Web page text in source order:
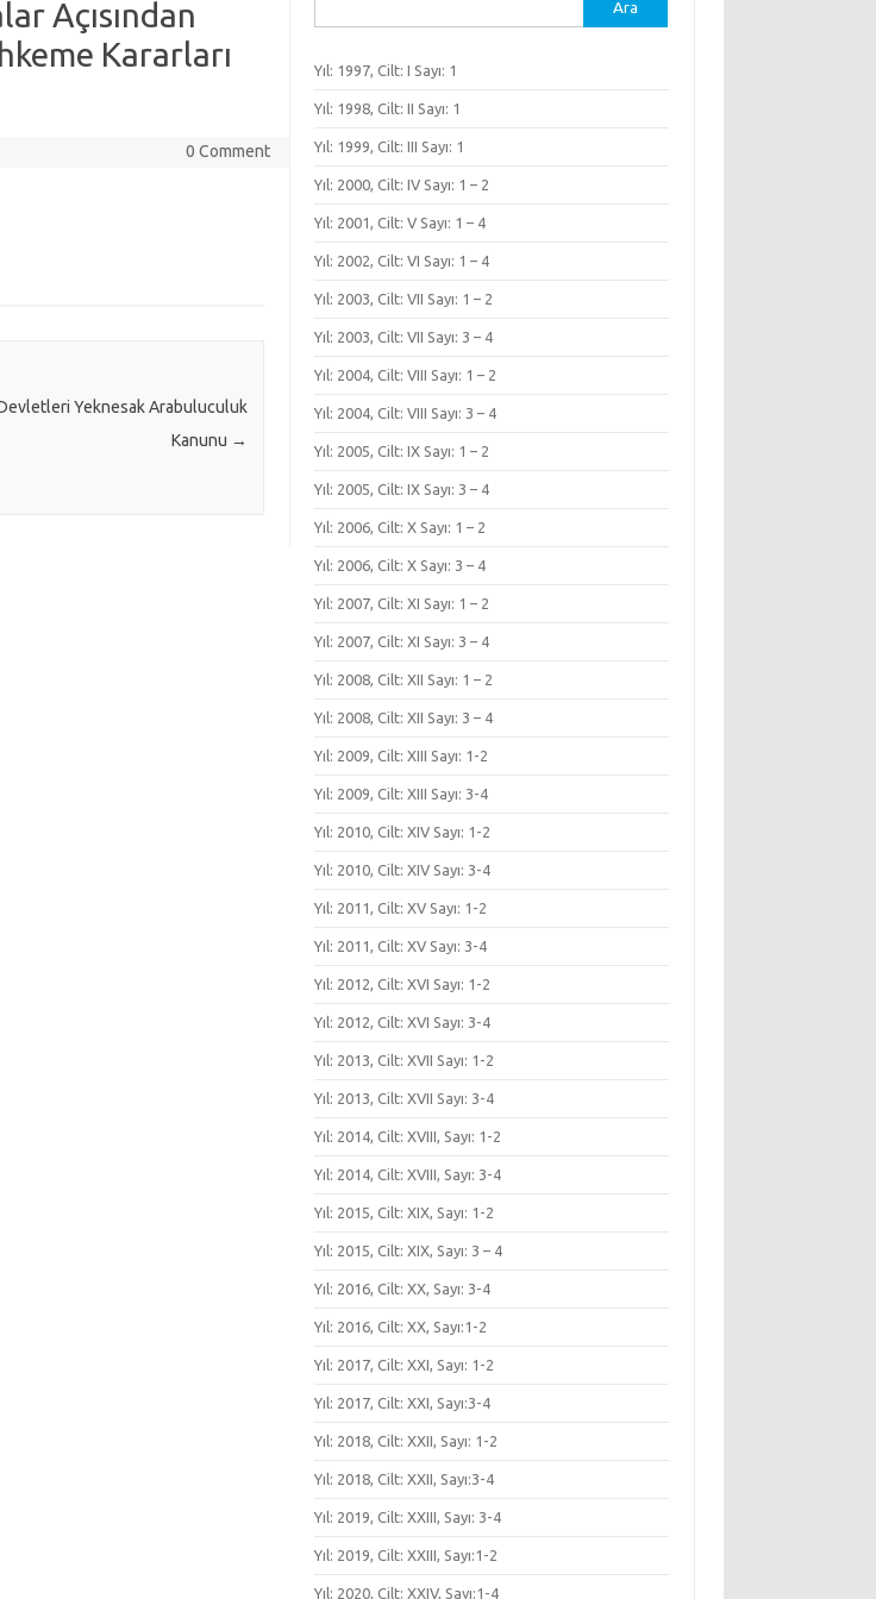
Açısından
Kararları
0 Comment
Yeknesak Arabuluculuk
Kanunu →
Yıl: 1997, Cilt: I Sayı: 1
Yıl: 1998, Cilt: II Sayı: 1
Yıl: 1999, Cilt: III Sayı: 1
Yıl: 2000, Cilt: IV Sayı: 1 – 2
Yıl: 2001, Cilt: V Sayı: 1 – 4
Yıl: 2002, Cilt: VI Sayı: 1 – 4
Yıl: 2003, Cilt: VII Sayı: 1 – 2
Yıl: 2003, Cilt: VII Sayı: 3 – 4
Yıl: 2004, Cilt: VIII Sayı: 1 – 2
Yıl: 2004, Cilt: VIII Sayı: 3 – 4
Yıl: 2005, Cilt: IX Sayı: 1 – 2
Yıl: 2005, Cilt: IX Sayı: 3 – 4
Yıl: 2006, Cilt: X Sayı: 1 – 2
Yıl: 2006, Cilt: X Sayı: 3 – 4
Yıl: 2007, Cilt: XI Sayı: 1 – 2
Yıl: 2007, Cilt: XI Sayı: 3 – 4
Yıl: 2008, Cilt: XII Sayı: 1 – 2
Yıl: 2008, Cilt: XII Sayı: 3 – 4
Yıl: 2009, Cilt: XIII Sayı: 1-2
Yıl: 2009, Cilt: XIII Sayı: 3-4
Yıl: 2010, Cilt: XIV Sayı: 1-2
Yıl: 2010, Cilt: XIV Sayı: 3-4
Yıl: 2011, Cilt: XV Sayı: 1-2
Yıl: 2011, Cilt: XV Sayı: 3-4
Yıl: 2012, Cilt: XVI Sayı: 1-2
Yıl: 2012, Cilt: XVI Sayı: 3-4
Yıl: 2013, Cilt: XVII Sayı: 1-2
Yıl: 2013, Cilt: XVII Sayı: 3-4
Yıl: 2014, Cilt: XVIII, Sayı: 1-2
Yıl: 2014, Cilt: XVIII, Sayı: 3-4
Yıl: 2015, Cilt: XIX, Sayı: 1-2
Yıl: 2015, Cilt: XIX, Sayı: 3 – 4
Yıl: 2016, Cilt: XX, Sayı: 3-4
Yıl: 2016, Cilt: XX, Sayı:1-2
Yıl: 2017, Cilt: XXI, Sayı: 1-2
Yıl: 2017, Cilt: XXI, Sayı:3-4
Yıl: 2018, Cilt: XXII, Sayı: 1-2
Yıl: 2018, Cilt: XXII, Sayı:3-4
Yıl: 2019, Cilt: XXIII, Sayı: 3-4
Yıl: 2019, Cilt: XXIII, Sayı:1-2
Yıl: 2020, Cilt: XXIV, Sayı:1-4